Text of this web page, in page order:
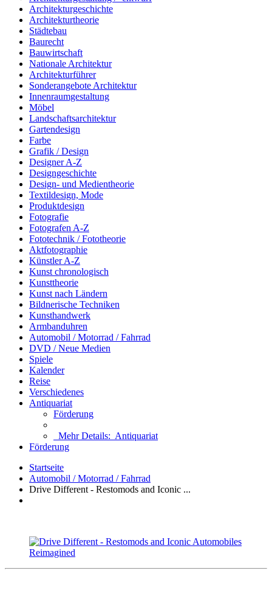
Architekturgeschichte
Architekturtheorie
Städtebau
Baurecht
Bauwirtschaft
Nationale Architektur
Architekturführer
Sonderangebote Architektur
Innenraumgestaltung
Möbel
Landschaftsarchitektur
Gartendesign
Farbe
Grafik / Design
Designer A-Z
Designgeschichte
Design- und Medientheorie
Textildesign, Mode
Produktdesign
Fotografie
Fotografen A-Z
Fototechnik / Fototheorie
Aktfotographie
Künstler A-Z
Kunst chronologisch
Kunsttheorie
Kunst nach Ländern
Bildnerische Techniken
Kunsthandwerk
Armbanduhren
Automobil / Motorrad / Fahrrad
DVD / Neue Medien
Spiele
Kalender
Reise
Verschiedenes
Antiquariat
Förderung
Mehr Details: Antiquariat
Förderung
Startseite
Automobil / Motorrad / Fahrrad
Drive Different - Restomods and Iconic ...